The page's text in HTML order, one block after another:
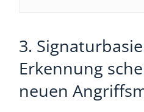
3.
Erkennung
neuen